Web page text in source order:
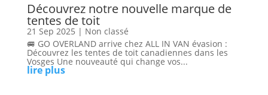
Découvrez notre nouvelle marque de
tentes de toit
21 Sep 2025 | Non classé
🚐 GO OVERLAND arrive chez ALL IN VAN évasion :
Découvrez les tentes de toit canadiennes dans les
Vosges Une nouveauté qui change vos...
lire plus